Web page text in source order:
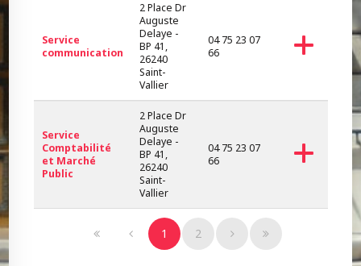
Service
communication
2 Place Dr
Auguste
Delaye -
BP 41,
26240
Saint-
Vallier
04 75 23 07
66
Service
Comptabilité
et Marché
Public
2 Place Dr
Auguste
Delaye -
BP 41,
26240
Saint-
Vallier
04 75 23 07
66
1 2